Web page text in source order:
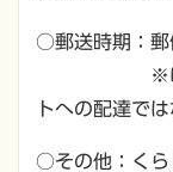
○郵送時期：郵
※ゆうパッ
トへの配達で
○その他：くら